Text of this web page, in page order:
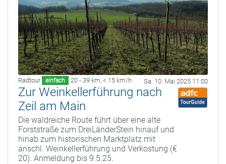
Radtour einfach 20 - 39 km, < 15 km/h Sa. 10. Mai 2025 11:00
Zur Weinkellerführung nach
Zeil am Main
Die waldreiche Route führt über eine alte
Forststraße zum DreiLänderStein hinauf und
hinab zum historischen Marktplatz mit
anschl. Weinkellerführung und Verkostung (€
20). Anmeldung bis 9.5.25.